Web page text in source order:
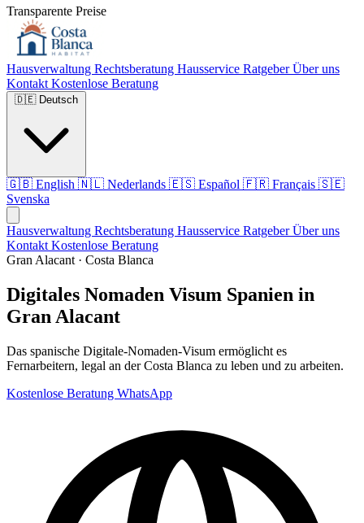
Transparente Preise
Hausverwaltung Rechtsberatung Hausservice RatgeberÜber uns
Kontakt Kostenlose Beratung
🇩🇪 Deutsch
🇬🇧 English 🇳🇱 Nederlands 🇪🇸 Español 🇫🇷 Français 🇸🇪
Svenska
Hausverwaltung Rechtsberatung Hausservice RatgeberÜber uns
Kontakt Kostenlose Beratung
Gran Alacant · Costa Blanca
Digitales Nomaden Visum Spanien in
Gran Alacant
Das spanische Digitale-Nomaden-Visum ermöglicht es
Fernarbeitern, legal an der Costa Blanca zu leben und zu arbeiten.
Kostenlose Beratung WhatsApp